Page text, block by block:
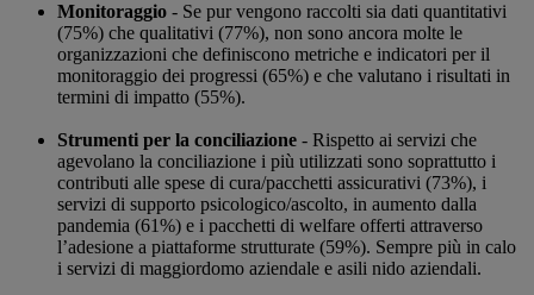
Monitoraggio - Se pur vengono raccolti sia dati quantitativi
(75%) che qualitativi (77%), non sono ancora molte le
organizzazioni che definiscono metriche e indicatori per il
monitoraggio dei progressi (65%) e che valutano i risultati in
termini di impatto (55%).
Strumenti per la conciliazione - Rispetto ai servizi che
agevolano la conciliazione i più utilizzati sono soprattutto i
contributi alle spese di cura/pacchetti assicurativi (73%), i
servizi di supporto psicologico/ascolto, in aumento dalla
pandemia (61%) e i pacchetti di welfare offerti attraverso
l’adesione a piattaforme strutturate (59%). Sempre più in calo
i servizi di maggiordomo aziendale e asili nido aziendali.